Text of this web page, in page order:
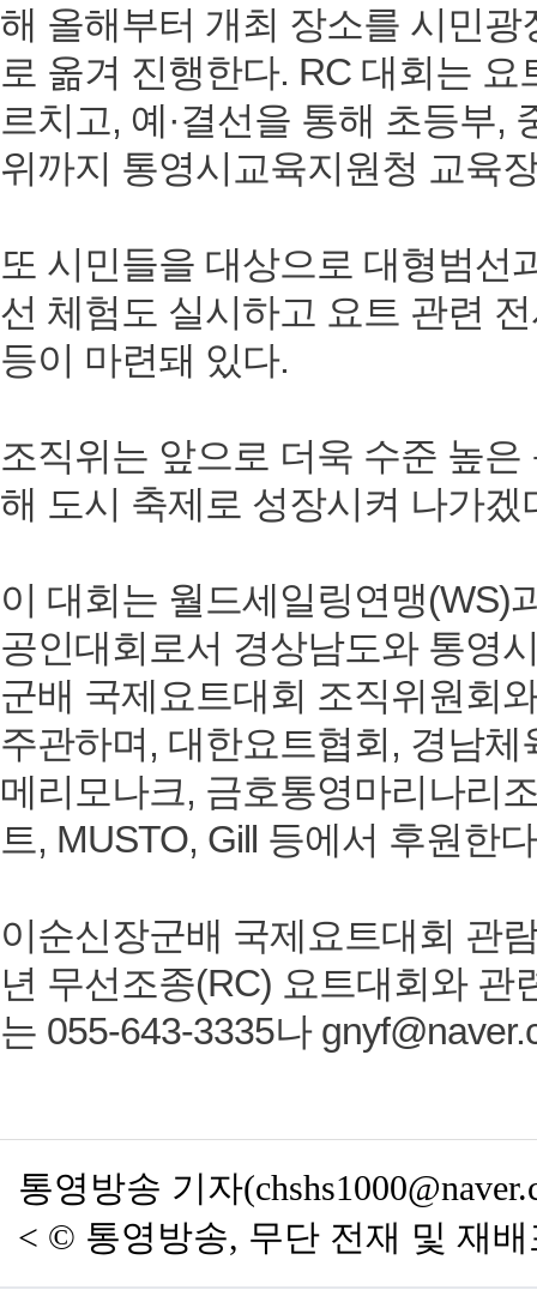
해 올해부터 개최 장소를 시민
로 옮겨 진행한다. RC 대회는
르치고, 예·결선을 통해 초등부,
위까지 통영시교육지원청 교육
또 시민들을 대상으로 대형범선
선 체험도 실시하고 요트 관련
등이 마련돼 있다.
조직위는 앞으로 더욱 수준 높
해 도시 축제로 성장시켜 나가
이 대회는 월드세일링연맹(WS)
공인대회로서 경상남도와 통영
군배 국제요트대회 조직위원회
주관하며, 대한요트협회, 경남
메리모나크, 금호통영마리나리
트, MUSTO, Gill 등에서 후원한
이순신장군배 국제요트대회 관
년 무선조종(RC) 요트대회와 관
는 055-643-3335나
통영방송 기자
< © 통영방송, 무단 전재 및 재